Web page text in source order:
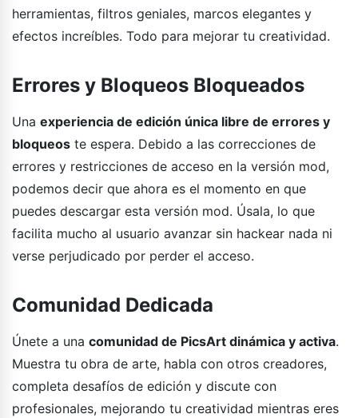
herramientas, filtros geniales, marcos elegantes y
efectos increíbles. Todo para mejorar tu creatividad.
Errores y Bloqueos Bloqueados
Una experiencia de edición única libre de errores y
bloqueos te espera. Debido a las correcciones de
errores y restricciones de acceso en la versión mod,
podemos decir que ahora es el momento en que
puedes descargar esta versión mod. Úsala, lo que
facilita mucho al usuario avanzar sin hackear nada ni
verse perjudicado por perder el acceso.
Comunidad Dedicada
Únete a una comunidad de PicsArt dinámica y activa.
Muestra tu obra de arte, habla con otros creadores,
completa desafíos de edición y discute con
profesionales, mejorando tu creatividad mientras eres